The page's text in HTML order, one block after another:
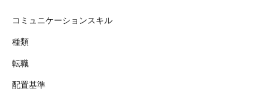
コミュニケーションスキル
種類
転職
配置基準